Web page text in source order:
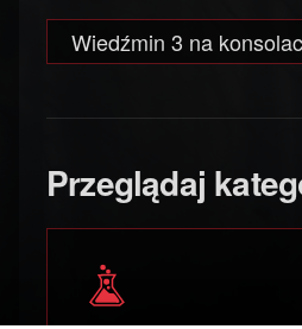
Wiedźmin 3 na
Przeglądaj